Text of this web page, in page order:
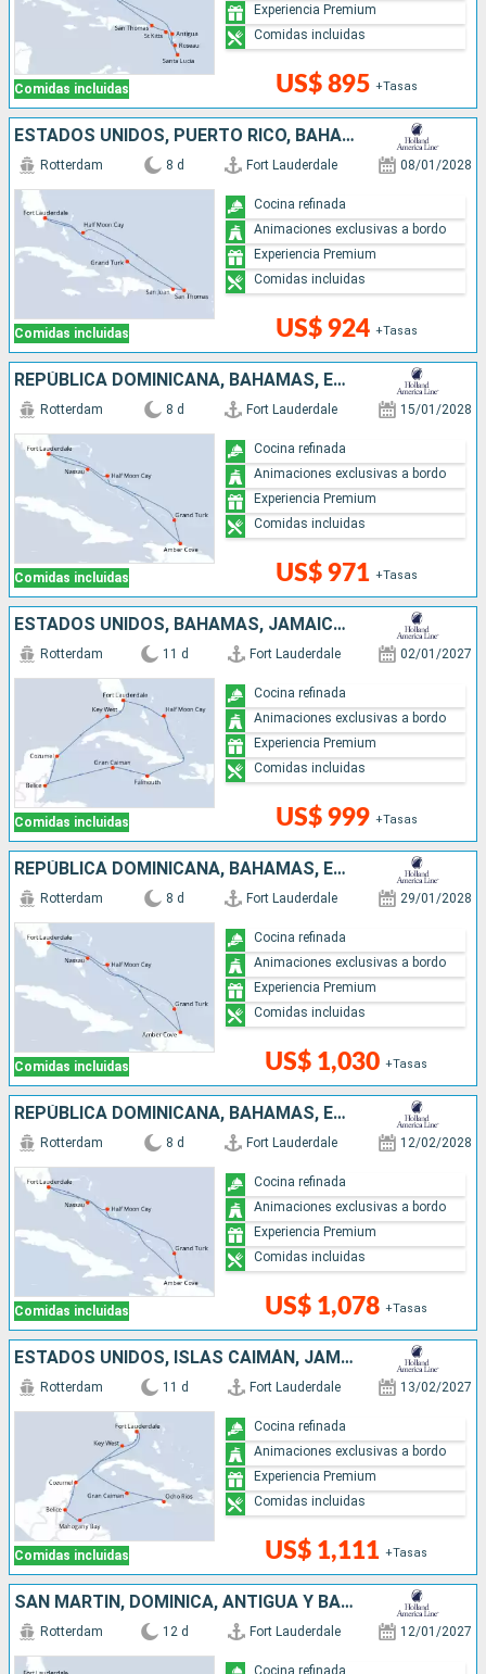
Comidas incluidas US$ 895 +Tasas
Experiencia Premium
Comidas incluidas
ESTADOS UNIDOS, PUERTO RICO, BAHAMAS
Comidas incluidas
Rotterdam 8 d Fort Lauderdale 08/01/2028
US$ 924 +Tasas
Cocina refinada
Animaciones exclusivas a bordo
Experiencia Premium
Comidas incluidas
REPÚBLICA DOMINICANA, BAHAMAS, ESTADOS UNIDOS
Comidas incluidas
Rotterdam 8 d Fort Lauderdale 15/01/2028
US$ 971 +Tasas
Cocina refinada
Animaciones exclusivas a bordo
Experiencia Premium
Comidas incluidas
ESTADOS UNIDOS, BAHAMAS, JAMAICA, ISLAS CAIMÁN, BELICE, MÉXICO
Comidas incluidas
Rotterdam 11 d Fort Lauderdale 02/01/2027
US$ 999 +Tasas
Cocina refinada
Animaciones exclusivas a bordo
Experiencia Premium
Comidas incluidas
REPÚBLICA DOMINICANA, BAHAMAS, ESTADOS UNIDOS
Comidas incluidas
Rotterdam 8 d Fort Lauderdale 29/01/2028
US$ 1,030 +Tasas
Cocina refinada
Animaciones exclusivas a bordo
Experiencia Premium
Comidas incluidas
REPÚBLICA DOMINICANA, BAHAMAS, ESTADOS UNIDOS
Comidas incluidas
Rotterdam 8 d Fort Lauderdale 12/02/2028
US$ 1,078 +Tasas
Cocina refinada
Animaciones exclusivas a bordo
Experiencia Premium
Comidas incluidas
ESTADOS UNIDOS, ISLAS CAIMÁN, JAMAICA, HONDURAS, BELICE, MÉXICO
Comidas incluidas
Rotterdam 11 d Fort Lauderdale 13/02/2027
US$ 1,111 +Tasas
Cocina refinada
Animaciones exclusivas a bordo
Experiencia Premium
Comidas incluidas
SAN MARTÍN, DOMINICA, ANTIGUA Y BARBUDA, PUERTO RICO, BAHAMAS, ESTADOS UNIDOS
Rotterdam 12 d Fort Lauderdale 12/01/2027
Cocina refinada